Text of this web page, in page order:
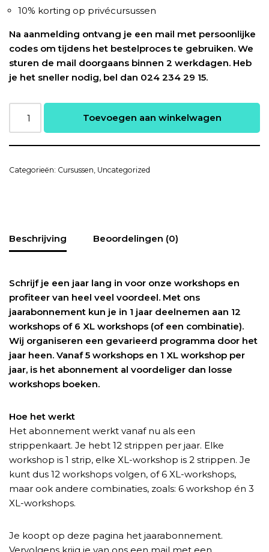
10% korting op privécursussen
Na aanmelding ontvang je een mail met persoonlijke
codes om tijdens het bestelproces te gebruiken. We
sturen de mail doorgaans binnen 2 werkdagen. Heb
je het sneller nodig, bel dan 024 234 29 15.
Toevoegen aan winkelwagen
Categorieën: Cursussen, Uncategorized
Beschrijving Beoordelingen (0)
Schrijf je een jaar lang in voor onze workshops en
profiteer van heel veel voordeel. Met ons
jaarabonnement kun je in 1 jaar deelnemen aan 12
workshops of 6 XL workshops (of een combinatie).
Wij organiseren een gevarieerd programma door het
jaar heen. Vanaf 5 workshops en 1 XL workshop per
jaar, is het abonnement al voordeliger dan losse
workshops boeken.
Hoe het werkt
Het abonnement werkt vanaf nu als een
strippenkaart. Je hebt 12 strippen per jaar. Elke
workshop is 1 strip, elke XL-workshop is 2 strippen. Je
kunt dus 12 workshops volgen, of 6 XL-workshops,
maar ook andere combinaties, zoals: 6 workshop én 3
XL-workshops.
Je koopt op deze pagina het jaarabonnement.